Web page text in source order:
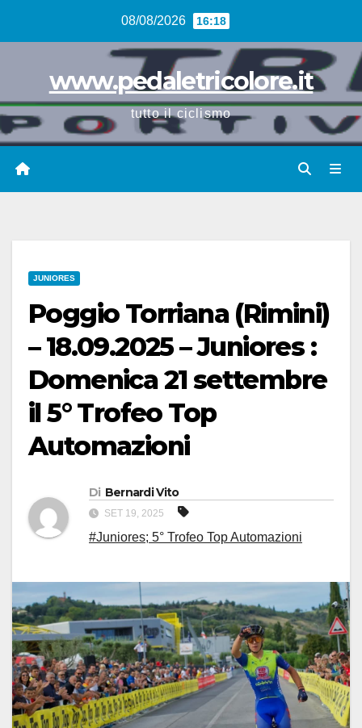
08/08/2026 16:18
www.pedaletricolore.it
tutto il ciclismo
JUNIORES
Poggio Torriana (Rimini)
– 18.09.2025 – Juniores :
Domenica 21 settembre
il 5° Trofeo Top
Automazioni
Di Bernardi Vito
SET 19, 2025
#Juniores; 5° Trofeo Top Automazioni